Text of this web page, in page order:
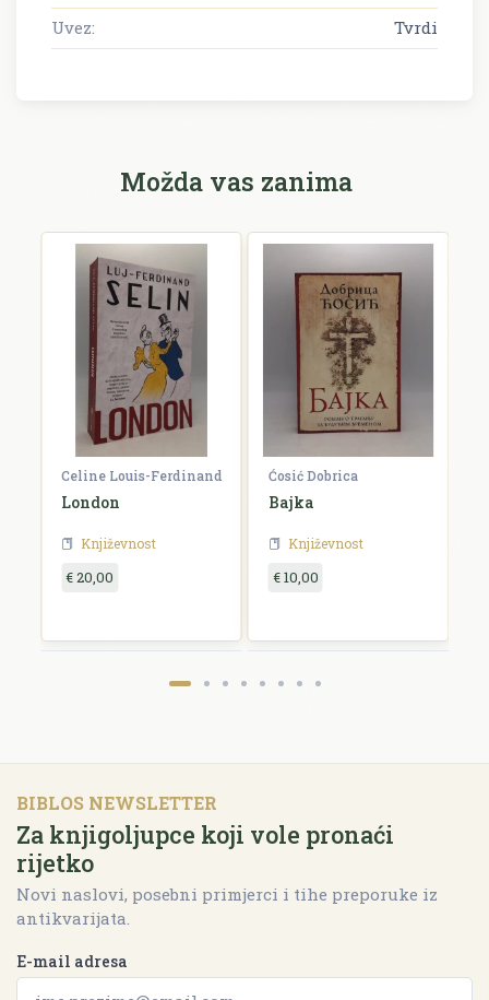
Uvez:
Tvrdi
Možda vas zanima
Celine Louis-Ferdinand
London
Književnost
€ 20,00
Ćosić Dobrica
Bajka
Književnost
€ 10,00
BIBLOS NEWSLETTER
Za knjigoljupce koji vole pronaći
rijetko
Novi naslovi, posebni primjerci i tihe preporuke iz
antikvarijata.
E-mail adresa